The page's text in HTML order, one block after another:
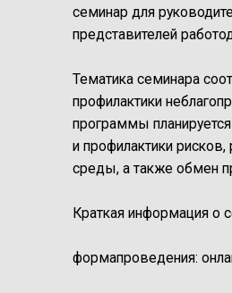
семинар для
представителей
Тематика семинара
профилактики
программы
и профилактики
среды, а также обмен
Краткая информация о
формапроведения: